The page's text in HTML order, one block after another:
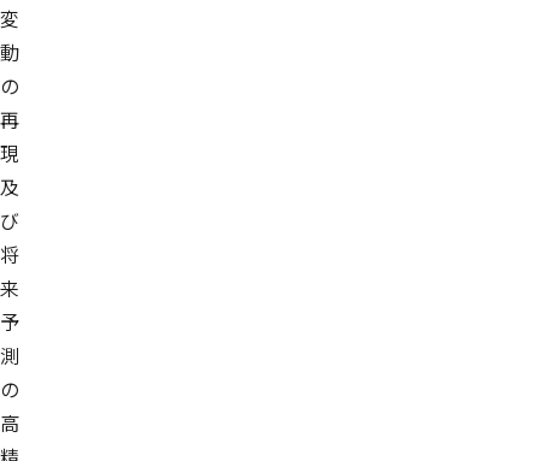
変
動
の
再
現
及
び
将
来
予
測
の
高